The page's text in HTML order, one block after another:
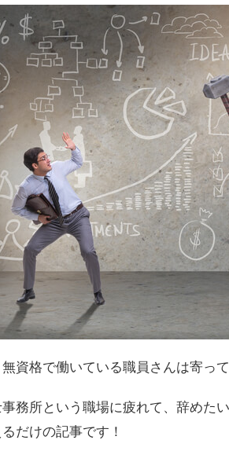
資格で働いている職員さんは寄っ
務所という職場に疲れて、辞めた
だけの記事です！